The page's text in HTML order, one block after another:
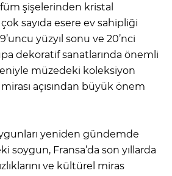
şişelerinden kristal
sayıda esere ev sahipliği
yüzyıl sonu ve 20’nci
dekoratif sanatlarında önemli
müzedeki koleksiyon
açısından büyük önem
yeniden gündemde
soygun, Fransa’da son yıllarda
ve kültürel miras